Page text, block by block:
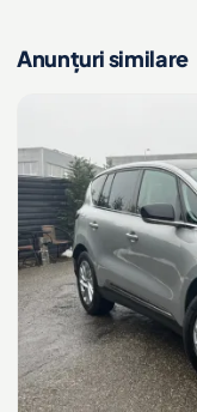
Anunțuri similare